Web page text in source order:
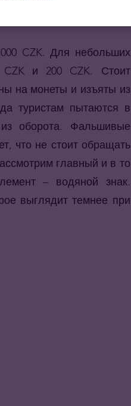
CZK. Для небольших
CZK и 200 CZK. Стоит
на монеты и изъяты из
туристам пытаются в
оборота. Фальшивые
что не стоит обращать
главный и в то
– водяной знак.
выглядит темнее при